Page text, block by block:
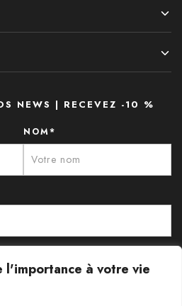
l'importance à votre vie
NEWS | RECEVEZ -10 %
NOM*